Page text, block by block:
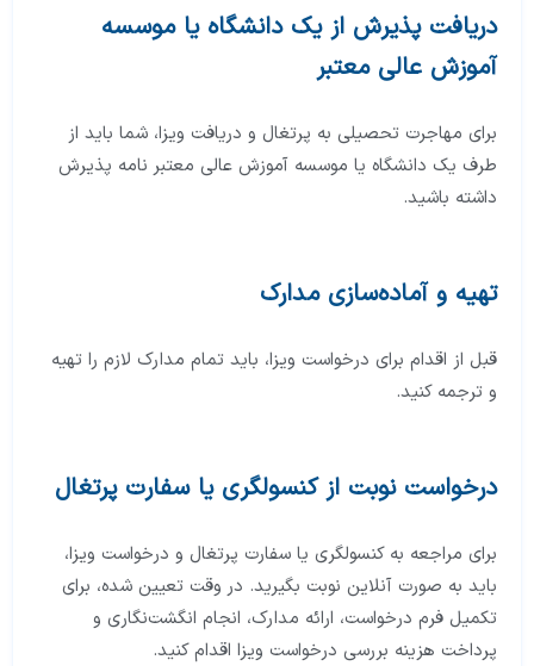
دریافت پذیرش از یک دانشگاه یا موسسه
آموزش عالی معتبر
برای مهاجرت تحصیلی به پرتغال و دریافت ویزا، شما باید از
طرف یک دانشگاه یا موسسه آموزش عالی معتبر نامه پذیرش
داشته باشید.
تهیه و آماده‌سازی مدارک
قبل از اقدام برای درخواست ویزا، باید تمام مدارک لازم را تهیه
و ترجمه کنید.
درخواست نوبت از کنسولگری یا سفارت پرتغال
برای مراجعه به کنسولگری یا سفارت پرتغال و درخواست ویزا،
باید به صورت آنلاین نوبت بگیرید. در وقت تعیین شده، برای
تکمیل فرم درخواست، ارائه مدارک، انجام انگشت‌نگاری و
پرداخت هزینه بررسی درخواست ویزا اقدام کنید.